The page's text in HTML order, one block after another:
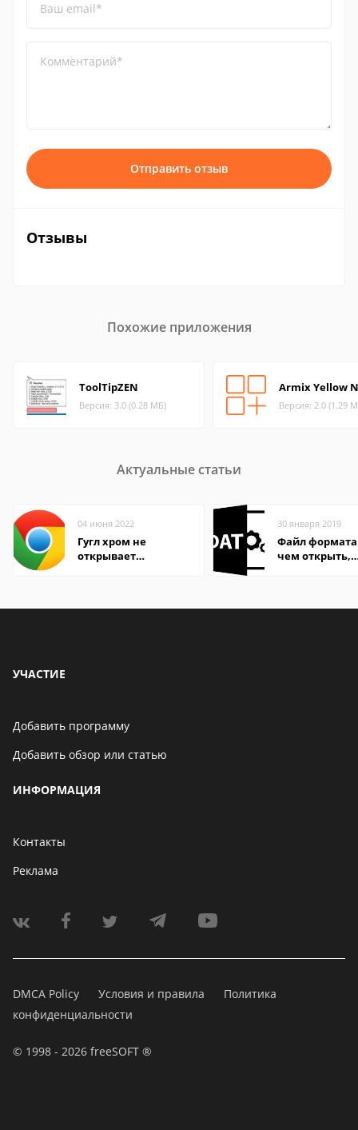
Ваш email*
Комментарий*
Отправить отзыв
Отзывы
Похожие приложения
ToolTipZEN
Версия: 3.0 (0.28 МБ)
Armix Yellow
Версия: 2.0 (1.29
Актуальные статьи
04 июня 2022
Гугл хром не
открывает
30 января 2019
Файл формата
чем открыть,
УЧАСТИЕ
Добавить программу
Добавить обзор или статью
ИНФОРМАЦИЯ
Контакты
Реклама
DMCA Policy Условия и правила
Политика
конфиденциальности
© 1998 - 2026 freeSOFT ®